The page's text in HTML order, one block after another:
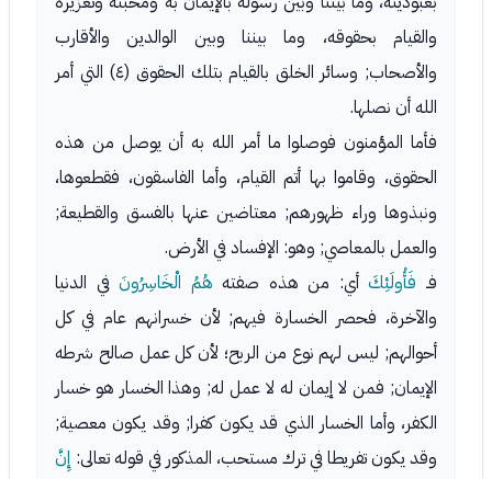
والقيام بحقوقه، وما بيننا وبين الوالدين والأقارب
والأصحاب; وسائر الخلق بالقيام بتلك الحقوق (٤) التي أمر
الله أن نصلها.
فأما المؤمنون فوصلوا ما أمر الله به أن يوصل من هذه
الحقوق، وقاموا بها أتم القيام، وأما الفاسقون، فقطعوها،
ونبذوها وراء ظهورهم; معتاضين عنها بالفسق والقطيعة;
والعمل بالمعاصي; وهو: الإفساد في الأرض.
فـ فَأُولَئِكَأي: من هذه صفته هُمُ الْخَاسِرُونَفي الدنيا
والآخرة، فحصر الخسارة فيهم; لأن خسرانهم عام في كل
أحوالهم; ليس لهم نوع من الربح؛ لأن كل عمل صالح شرطه
الإيمان; فمن لا إيمان له لا عمل له; وهذا الخسار هو خسار
الكفر، وأما الخسار الذي قد يكون كفرا; وقد يكون معصية;
وقد يكون تفريطا في ترك مستحب، المذكور في قوله تعالى: إِنَّ